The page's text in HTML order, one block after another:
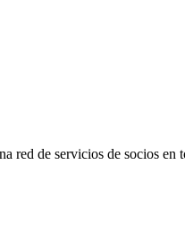
de servicios de socios